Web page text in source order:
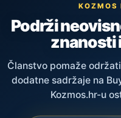
KOZMOS
Podrži
znanosti
Članstvo pomaže
dodatne sadržaje na
Kozmos.hr-u